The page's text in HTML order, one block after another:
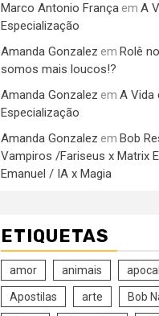
Marco Antonio França em A
Especialização
Amanda Gonzalez em Rolê
somos mais loucos!?
Amanda Gonzalez em A Vida
Especialização
Amanda Gonzalez em Bob
Vampiros /Fariseus x Matrix
Emanuel / IA x Magia
ETIQUETAS
amor animais
Apostilas arte Bob